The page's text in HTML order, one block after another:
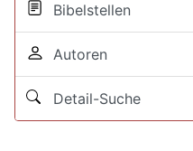
Bibelstellen
Autoren
Detail-Suche